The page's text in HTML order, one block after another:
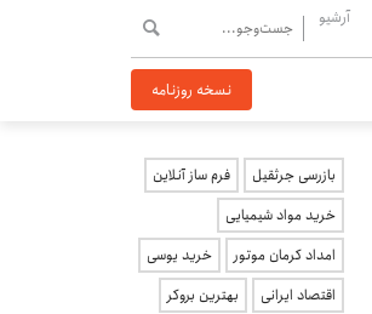
آرشیو
نسخه روزنامه
بازرسی جرثقیل
فرم ساز آنلاین
خرید مواد شیمیایی
امداد کرمان موتور
خرید یوسی
اقتصاد ایرانی
بهترین بروکر